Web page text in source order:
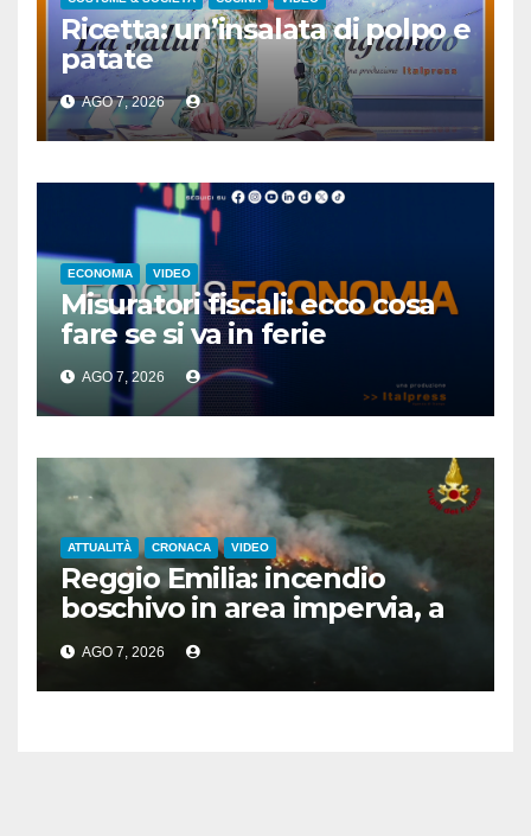
Ricetta: un’insalata di polpo e
patate
AGO 7, 2026
ECONOMIA VIDEO
Misuratori fiscali: ecco cosa
fare se si va in ferie
AGO 7, 2026
ATTUALITÀ CRONACA VIDEO
Reggio Emilia: incendio
boschivo in area impervia, a
Canossa
AGO 7, 2026